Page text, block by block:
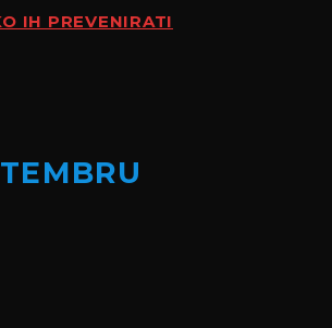
IH PREVENIRATI